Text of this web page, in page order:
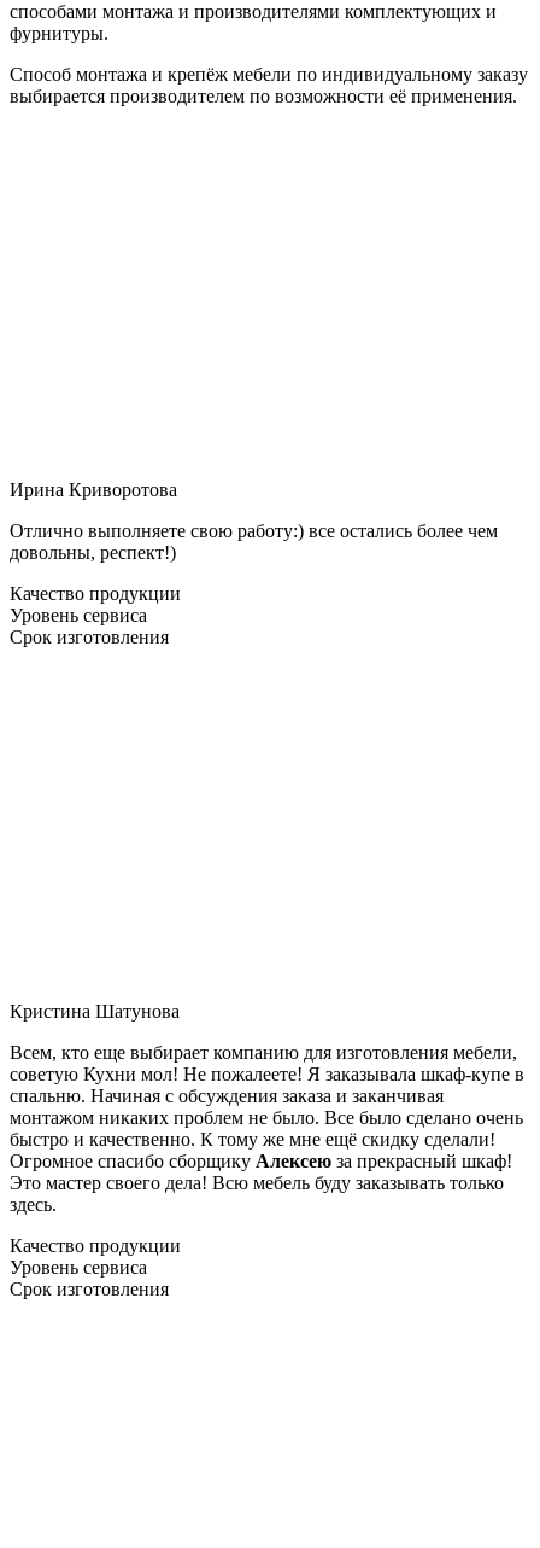
способами монтажа и производителями комплектующих и
фурнитуры.
Способ монтажа и крепёж мебели по индивидуальному заказу
выбирается производителем по возможности её применения.
Ирина Криворотова
Отлично выполняете свою работу:) все остались более чем
довольны, респект!)
Качество продукции
Уровень сервиса
Срок изготовления
Кристина Шатунова
Всем, кто еще выбирает компанию для изготовления мебели,
советую Кухни мол! Не пожалеете! Я заказывала шкаф-купе в
спальню. Начиная с обсуждения заказа и заканчивая
монтажом никаких проблем не было. Все было сделано очень
быстро и качественно. К тому же мне ещё скидку сделали!
Огромное спасибо сборщику Алексею за прекрасный шкаф!
Это мастер своего дела! Всю мебель буду заказывать только
здесь.
Качество продукции
Уровень сервиса
Срок изготовления